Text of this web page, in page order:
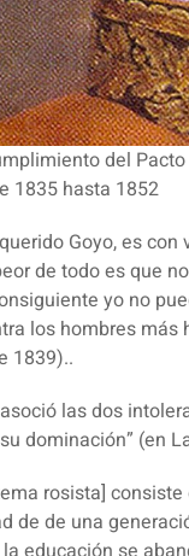
del
1835 hasta 1852
Goyo, es
de todo es que
yo no
los hombres más
1839)..
asoció las dos
dominación” (en
rosista]
de de una